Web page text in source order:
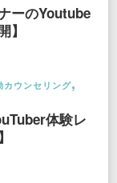
ーのYoutube
】
カウンセリング
体験レ